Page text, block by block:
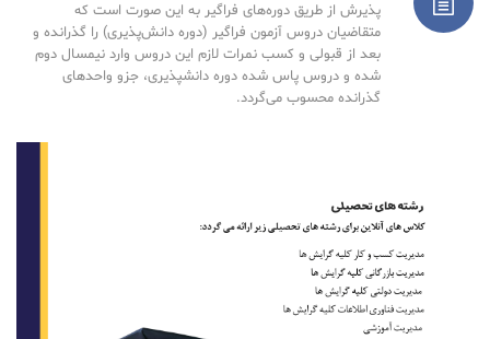
پذیرش از طریق دوره‌های فراگیر به این صورت است که
متقاضیان دروس آزمون فراگیر (دوره دانش‌پذیری) را گذرانده و
بعد از قبولی و کسب نمرات لازم این دروس وارد نیمسال دوم
شده و دروس پاس شده دوره دانشپذیری، جزو واحدهای
گذرانده محسوب می‌گردد.